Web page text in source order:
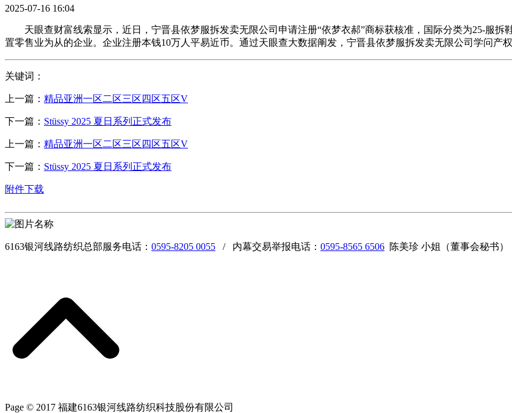
2025-07-16 16:04
天眼查财富线索显示，近日，宁晋县依梦服拆发卖无限公司申请注册“依梦衣郝”商标获核准，国际分类为25-服拆
置零售业为从的企业。企业注册本钱10万人平易近币。通过天眼查大数据阐发，宁晋县依梦服拆发卖无限公司学问产
关键词：
上一篇： 精品亚洲一区二区三区四区五区V
下一篇： Stüssy 2025 夏日系列正式发布
上一篇： 精品亚洲一区二区三区四区五区V
下一篇： Stüssy 2025 夏日系列正式发布
附件下载
6163银河线路纺织总部服务电话： 0595-8205 0055 / 内幕交易举报电话： 0595-8565 6506 陈美珍 小姐（董事会秘书）
Page © 2017 福建6163银河线路纺织科技股份有限公司